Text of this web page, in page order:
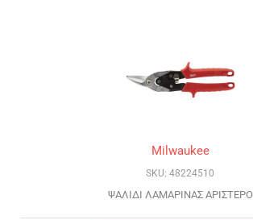
Milwaukee
SKU: 48224510
ΨΑΛΙΔΙ ΛΑΜΑΡΙΝΑΣ ΑΡΙΣΤΕΡΟ